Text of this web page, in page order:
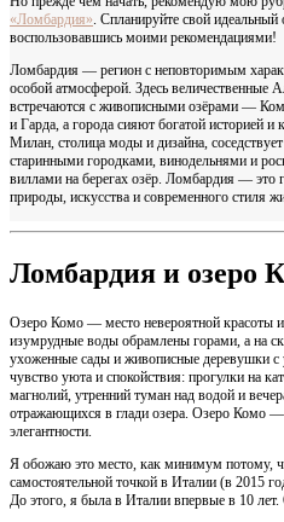
«Ломбардия». Спланируйте свой идеальный
воспользовавшись моими рекомендациями!
Ломбардия — регион с неповторимым
особой атмосферой. Здесь величественные
встречаются с живописными озёрами —
и Гарда, а города сияют богатой историей и
Милан, столица моды и дизайна,
старинными городками, винодельнями и
виллами на берегах озёр. Ломбардия — это
природы, искусства и современного стиля
Ломбардия и озеро
Озеро Комо — место невероятной красоты
изумрудные воды обрамлены горами, а на
ухоженные сады и живописные деревушки с
чувство уюта и спокойствия: прогулки на
магнолий, утренний туман над водой и
отражающихся в глади озера. Озеро Комо
элегантности.
Я обожаю это место, как минимум потому,
самостоятельной точкой в Италии (в 2015
До этого, я была в Италии впервые в 10